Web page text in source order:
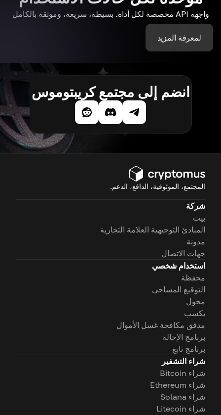
واجهة API مخصصة لكل أداة. بسيطة، سريعة، وموثقة بالكامل
لمعرفة المزيد
انضم إلى مجتمع كريبتوموس
المجتمع، الموثوقية، الدافع، الدعم.
شركة
بيت
المبادئ التوجيهية العلامة التجارية
مدونة
جهات الاتصال
استخدام شخصي
محفظة
التوقيع المساحي
محول
يكسب
مدقق مكافحة غسل الأموال
برنامج الإحالة
برنامج تابع
شراء التشفير
شراء Bitcoin
شراء Ethereum
شراء Solana
شراء Litecoin